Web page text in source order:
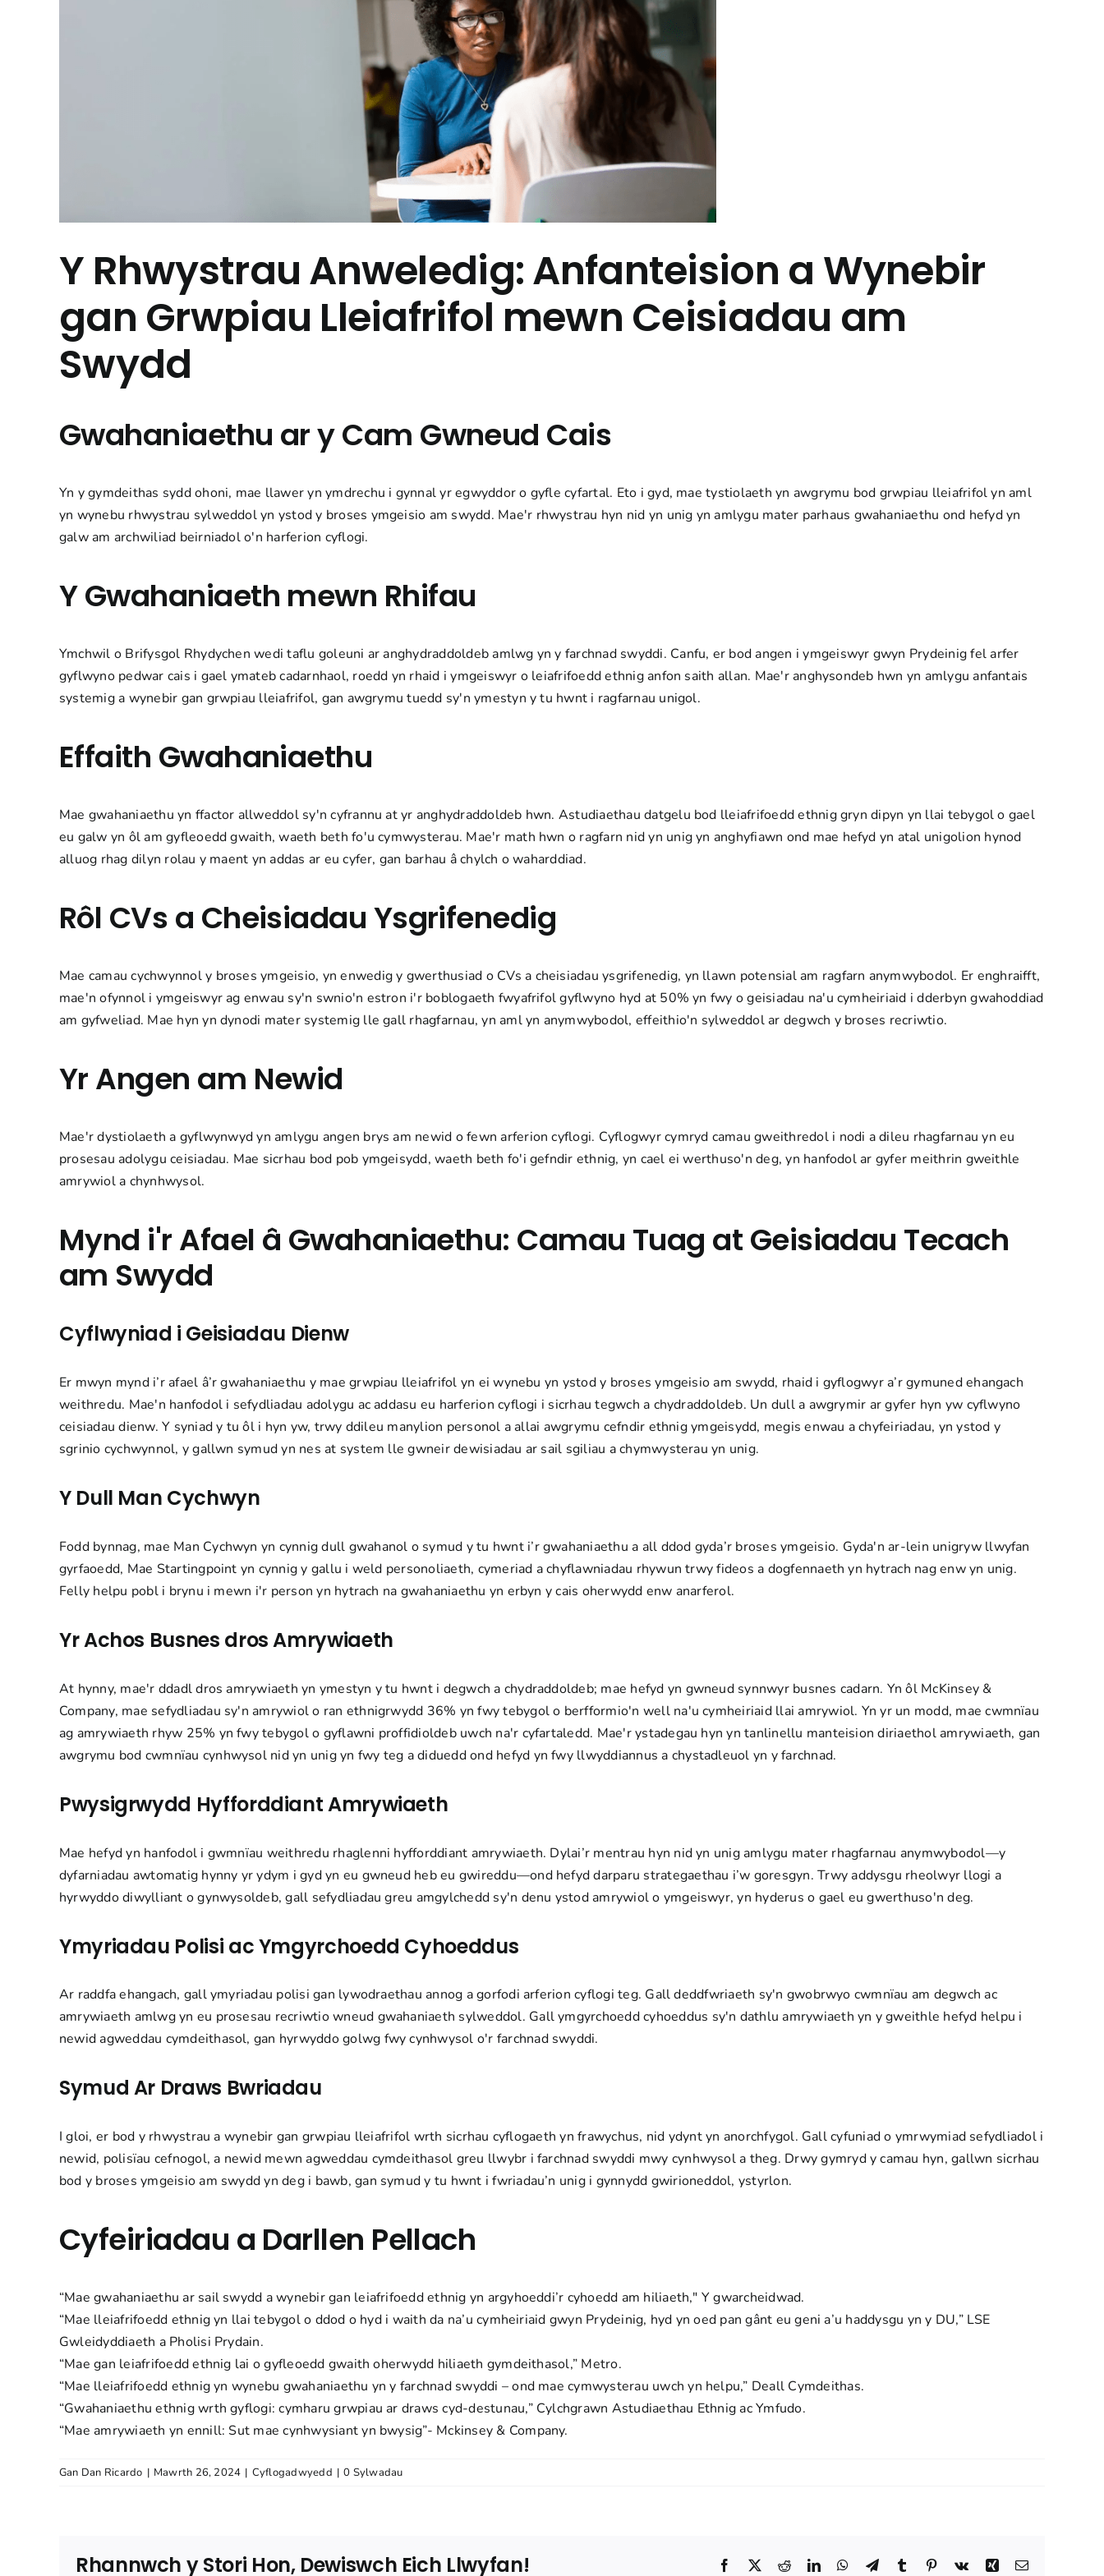
Y Rhwystrau Anweledig: Anfanteision a Wynebir
gan Grwpiau Lleiafrifol mewn Ceisiadau am
Swydd
Gwahaniaethu ar y Cam Gwneud Cais
Yn y gymdeithas sydd ohoni, mae llawer yn ymdrechu i gynnal yr egwyddor o gyfle cyfartal. Eto i gyd, mae tystiolaeth yn awgrymu bod grwpiau lleiafrifol yn aml
yn wynebu rhwystrau sylweddol yn ystod y broses ymgeisio am swydd. Mae'r rhwystrau hyn nid yn unig yn amlygu mater parhaus gwahaniaethu ond hefyd yn
galw am archwiliad beirniadol o'n harferion cyflogi.
Y Gwahaniaeth mewn Rhifau
Ymchwil o Brifysgol Rhydychen wedi taflu goleuni ar anghydraddoldeb amlwg yn y farchnad swyddi. Canfu, er bod angen i ymgeiswyr gwyn Prydeinig fel arfer
gyflwyno pedwar cais i gael ymateb cadarnhaol, roedd yn rhaid i ymgeiswyr o leiafrifoedd ethnig anfon saith allan. Mae'r anghysondeb hwn yn amlygu anfantais
systemig a wynebir gan grwpiau lleiafrifol, gan awgrymu tuedd sy'n ymestyn y tu hwnt i ragfarnau unigol.
Effaith Gwahaniaethu
Mae gwahaniaethu yn ffactor allweddol sy'n cyfrannu at yr anghydraddoldeb hwn. Astudiaethau datgelu bod lleiafrifoedd ethnig gryn dipyn yn llai tebygol o gael
eu galw yn ôl am gyfleoedd gwaith, waeth beth fo'u cymwysterau. Mae'r math hwn o ragfarn nid yn unig yn anghyfiawn ond mae hefyd yn atal unigolion hynod
alluog rhag dilyn rolau y maent yn addas ar eu cyfer, gan barhau â chylch o waharddiad.
Rôl CVs a Cheisiadau Ysgrifenedig
Mae camau cychwynnol y broses ymgeisio, yn enwedig y gwerthusiad o CVs a cheisiadau ysgrifenedig, yn llawn potensial am ragfarn anymwybodol. Er enghraifft,
mae'n ofynnol i ymgeiswyr ag enwau sy'n swnio'n estron i'r boblogaeth fwyafrifol gyflwyno hyd at 50% yn fwy o geisiadau na'u cymheiriaid i dderbyn gwahoddiad
am gyfweliad. Mae hyn yn dynodi mater systemig lle gall rhagfarnau, yn aml yn anymwybodol, effeithio'n sylweddol ar degwch y broses recriwtio.
Yr Angen am Newid
Mae'r dystiolaeth a gyflwynwyd yn amlygu angen brys am newid o fewn arferion cyflogi. Cyflogwyrcymryd camau gweithredol i nodi a dileu rhagfarnau yn eu
prosesau adolygu ceisiadau. Mae sicrhau bod pob ymgeisydd, waeth beth fo'i gefndir ethnig, yn cael ei werthuso'n deg, yn hanfodol ar gyfer meithrin gweithle
amrywiol a chynhwysol.
Mynd i'r Afael â Gwahaniaethu: Camau Tuag at Geisiadau Tecach
am Swydd
Cyflwyniad i Geisiadau Dienw
Er mwyn mynd i’r afael â’r gwahaniaethu y mae grwpiau lleiafrifol yn ei wynebu yn ystod y broses ymgeisio am swydd, rhaid i gyflogwyr a’r gymuned ehangach
weithredu. Mae'n hanfodol i sefydliadau adolygu ac addasu eu harferion cyflogi i sicrhau tegwch a chydraddoldeb. Un dull a awgrymir ar gyfer hyn yw cyflwyno
ceisiadau dienw. Y syniad y tu ôl i hyn yw, trwy ddileu manylion personol a allai awgrymu cefndir ethnig ymgeisydd, megis enwau a chyfeiriadau, yn ystod y
sgrinio cychwynnol, y gallwn symud yn nes at system lle gwneir dewisiadau ar sail sgiliau a chymwysterau yn unig.
Y Dull Man Cychwyn
Fodd bynnag, mae Man Cychwyn yn cynnig dull gwahanol o symud y tu hwnt i’r gwahaniaethu a all ddod gyda’r broses ymgeisio. Gyda'n ar-lein unigryw llwyfan
gyrfaoedd, Mae Startingpoint yn cynnig y gallu i weld personoliaeth, cymeriad a chyflawniadau rhywun trwy fideos a dogfennaeth yn hytrach nag enw yn unig.
Felly helpu pobl i brynu i mewn i'r person yn hytrach na gwahaniaethu yn erbyn y cais oherwydd enw anarferol.
Yr Achos Busnes dros Amrywiaeth
At hynny, mae'r ddadl dros amrywiaeth yn ymestyn y tu hwnt i degwch a chydraddoldeb; mae hefyd yn gwneud synnwyr busnes cadarn. Yn ôl McKinsey &
Company, mae sefydliadau sy'n amrywiol o ran ethnigrwydd 36% yn fwy tebygol o berfformio'n well na'u cymheiriaid llai amrywiol. Yn yr un modd, mae cwmnïau
ag amrywiaeth rhyw 25% yn fwy tebygol o gyflawni proffidioldeb uwch na'r cyfartaledd. Mae'r ystadegau hyn yn tanlinellu manteision diriaethol amrywiaeth, gan
awgrymu bod cwmnïau cynhwysol nid yn unig yn fwy teg a diduedd ond hefyd yn fwy llwyddiannus a chystadleuol yn y farchnad.
Pwysigrwydd Hyfforddiant Amrywiaeth
Mae hefyd yn hanfodol i gwmnïau weithredu rhaglenni hyfforddiant amrywiaeth. Dylai’r mentrau hyn nid yn unig amlygu mater rhagfarnau anymwybodol—y
dyfarniadau awtomatig hynny yr ydym i gyd yn eu gwneud heb eu gwireddu—ond hefyd darparu strategaethau i’w goresgyn. Trwy addysgu rheolwyr llogi a
hyrwyddo diwylliant o gynwysoldeb, gall sefydliadau greu amgylchedd sy'n denu ystod amrywiol o ymgeiswyr, yn hyderus o gael eu gwerthuso'n deg.
Ymyriadau Polisi ac Ymgyrchoedd Cyhoeddus
Ar raddfa ehangach, gall ymyriadau polisi gan lywodraethau annog a gorfodi arferion cyflogi teg. Gall deddfwriaeth sy'n gwobrwyo cwmnïau am degwch ac
amrywiaeth amlwg yn eu prosesau recriwtio wneud gwahaniaeth sylweddol. Gall ymgyrchoedd cyhoeddus sy'n dathlu amrywiaeth yn y gweithle hefyd helpu i
newid agweddau cymdeithasol, gan hyrwyddo golwg fwy cynhwysol o'r farchnad swyddi.
Symud Ar Draws Bwriadau
I gloi, er bod y rhwystrau a wynebir gan grwpiau lleiafrifol wrth sicrhau cyflogaeth yn frawychus, nid ydynt yn anorchfygol. Gall cyfuniad o ymrwymiad sefydliadol i
newid, polisïau cefnogol, a newid mewn agweddau cymdeithasol greu llwybr i farchnad swyddi mwy cynhwysol a theg. Drwy gymryd y camau hyn, gallwn sicrhau
bod y broses ymgeisio am swydd yn deg i bawb, gan symud y tu hwnt i fwriadau’n unig i gynnydd gwirioneddol, ystyrlon.
Cyfeiriadau a Darllen Pellach
“Mae gwahaniaethu ar sail swydd a wynebir gan leiafrifoedd ethnig yn argyhoeddi’r cyhoedd am hiliaeth," Y gwarcheidwad.
“Mae lleiafrifoedd ethnig yn llai tebygol o ddod o hyd i waith da na’u cymheiriaid gwyn Prydeinig, hyd yn oed pan gânt eu geni a’u haddysgu yn y DU,”LSE
Gwleidyddiaeth a Pholisi Prydain.
“Mae gan leiafrifoedd ethnig lai o gyfleoedd gwaith oherwydd hiliaeth gymdeithasol,” Metro.
“Mae lleiafrifoedd ethnig yn wynebu gwahaniaethu yn y farchnad swyddi – ond mae cymwysterau uwch yn helpu,” Deall Cymdeithas.
“Gwahaniaethu ethnig wrth gyflogi: cymharu grwpiau ar draws cyd-destunau,”Cylchgrawn Astudiaethau Ethnig ac Ymfudo.
“Mae amrywiaeth yn ennill: Sut mae cynhwysiant yn bwysig”- Mckinsey & Company.
Gan Dan Ricardo | Mawrth 26, 2024 | Cyflogadwyedd | 0 Sylwadau
Rhannwch y Stori Hon, Dewiswch Eich Llwyfan! Facebook
TrydarRedditLinkedInWhatsApp
TelegramTumblr Pinterest
Vk Xing Ebost